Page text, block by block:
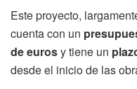
Este proyecto,
cuenta con un
de eurosy tiene un
desde el inicio de las